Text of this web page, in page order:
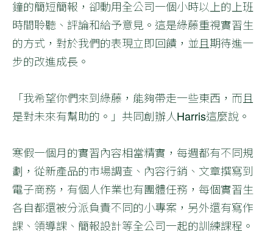
鐘的簡短簡報，卻動用全公司一個小時以上的上班
時間聆聽、評論和給予意見。這是綠藤重視實習生
的方式，對於我們的表現立即回饋，並且期待進一
步的改進成長。
「我希望你們來到綠藤，能夠帶走一些東西，而且
是對未來有幫助的。」共同創辦人Harris這麼說。
寒假一個月的實習內容相當精實，每週都有不同規
劃，從新產品的市場調查、內容行銷、文章撰寫到
電子商務，有個人作業也有團體任務，每個實習生
各自都還被分派負責不同的小專案，另外還有寫作
課、領導課、簡報設計等全公司一起的訓練課程。